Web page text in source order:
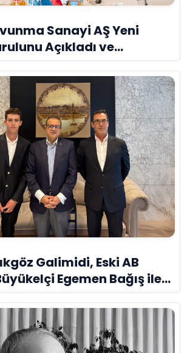
Sanayi AŞ Yeni
Açıkladı ve
Küresel Vizyon
Galimidi, Eski AB
Egemen Bağış ile